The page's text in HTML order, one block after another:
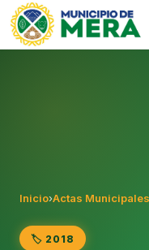
Gobierno Autónomo
Inicio›Actas Municipales
🏷️ 2018